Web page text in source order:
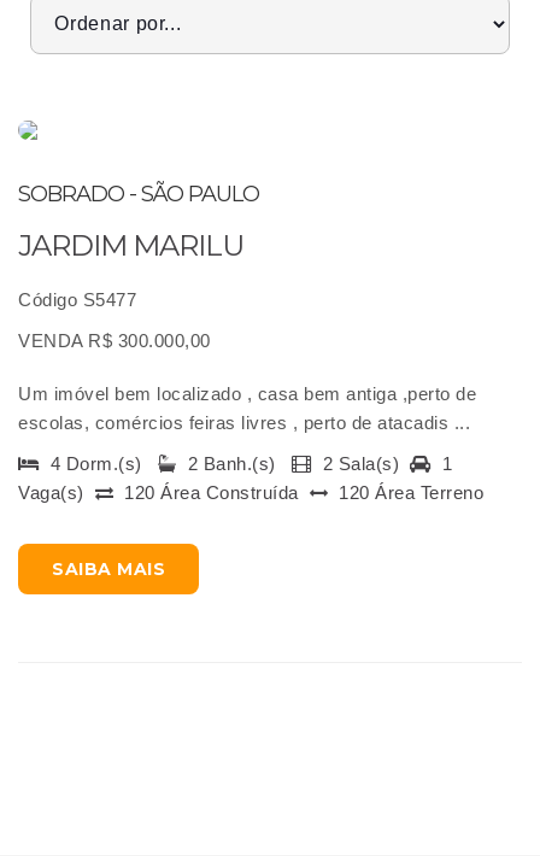
SOBRADO - SÃO PAULO
JARDIM MARILU
Código S5477
VENDA R$ 300.000,00
Um imóvel bem localizado , casa bem antiga ,perto de
escolas, comércios feiras livres , perto de atacadis ...
4 Dorm.(s)
2 Banh.(s) 2 Sala(s)
1
Vaga(s)
120 Área Construída 120 Área Terreno
SAIBA MAIS